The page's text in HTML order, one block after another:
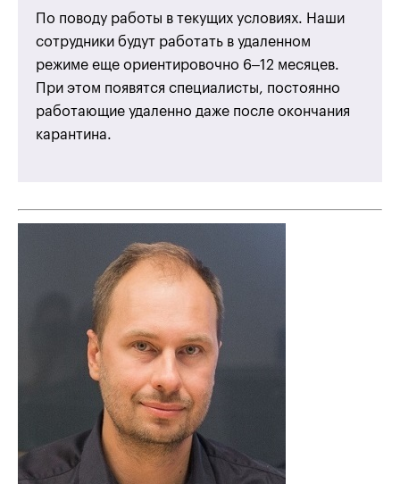
По поводу работы в текущих условиях. Наши
сотрудники будут работать в удаленном
режиме еще ориентировочно 6–12 месяцев.
При этом появятся специалисты, постоянно
работающие удаленно даже после окончания
карантина.